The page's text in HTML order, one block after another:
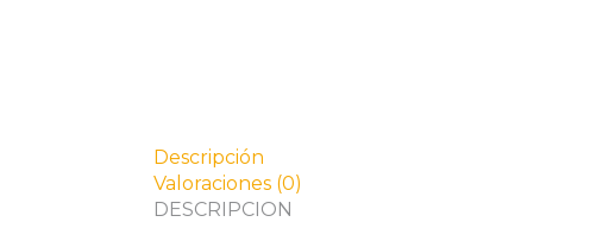
Descripción
Valoraciones (0)
DESCRIPCION